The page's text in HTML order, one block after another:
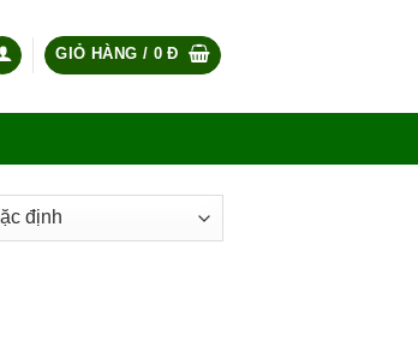
GIỎ HÀNG / 0Đ